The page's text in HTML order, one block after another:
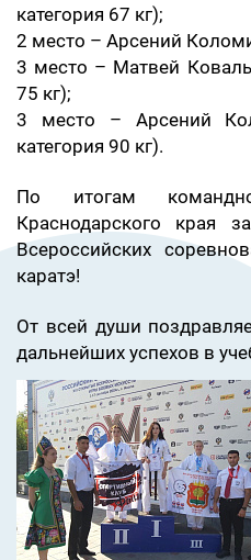
категория 67 кг);
2 место – Арсений
3 место – Матвей
75 кг);
3 место – Арсений
категория 90 кг).
По итогам
Краснодарского края
Всероссийских
каратэ!
От всей души
дальнейших успехов в